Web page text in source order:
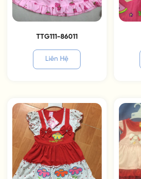
TTG111-86011
Liên Hệ